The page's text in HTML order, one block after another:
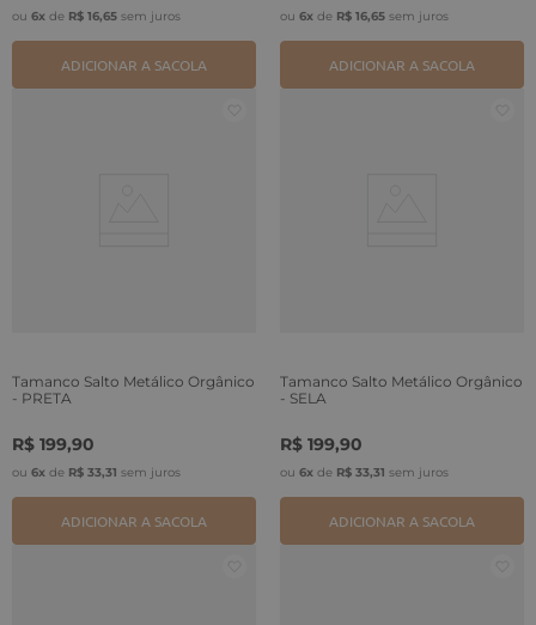
ou 6x de R$ 16,65 sem juros
ADICIONAR A SACOLA
ou 6x de R$ 16,65 sem juros
ADICIONAR A SACOLA
Tamanco Salto Metálico Orgânico
- PRETA
R$ 199,90
ou 6x de R$ 33,31 sem juros
ADICIONAR A SACOLA
Tamanco Salto Metálico Orgânico
- SELA
R$ 199,90
ou 6x de R$ 33,31 sem juros
ADICIONAR A SACOLA